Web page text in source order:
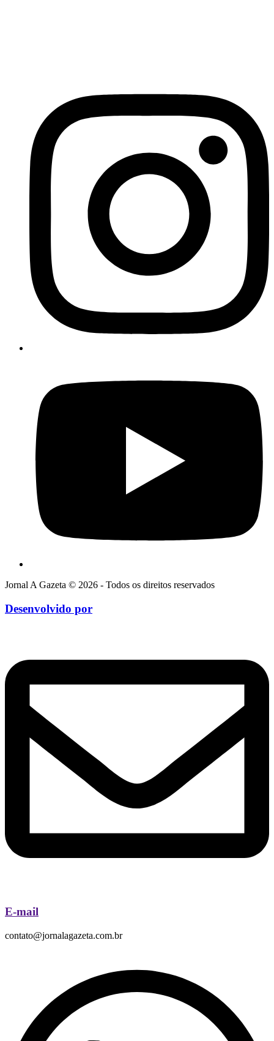
Jornal A Gazeta © 2026 - Todos os direitos reservados
Desenvolvido por
E-mail
contato@jornalagazeta.com.br